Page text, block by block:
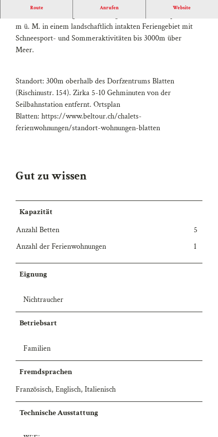
0
2
9
Route Anrufen Website
m ü. M. in einem landschaftlich intakten Feriengebiet mit
Schneesport- und Sommeraktivitäten bis 3000m über
Meer.
Standort: 300m oberhalb des Dorfzentrums Blatten
(Rischinustr. 154). Zirka 5-10 Gehminuten von der
Seilbahnstation entfernt. Ortsplan
Blatten: https://www.beltour.ch/chalets-
ferienwohnungen/standort-wohnungen-blatten
Gut zu wissen
Kapazität
Anzahl Betten
5
Anzahl der Ferienwohnungen
1
Eignung
Nichtraucher
Betriebsart
Familien
Fremdsprachen
Französisch, Englisch, Italienisch
Technische Ausstattung